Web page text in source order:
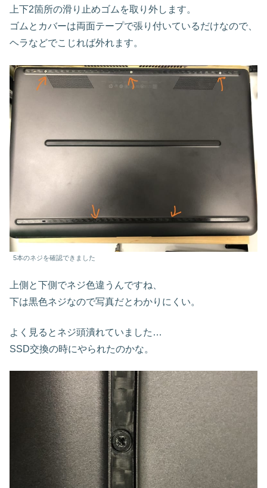
上下2箇所の滑り止めゴムを取り外します。
ゴムとカバーは両面テープで張り付いているだけなので、
ヘラなどでこじれば外れます。
5本のネジを確認できました
上側と下側でネジ色違うんですね、
下は黒色ネジなので写真だとわかりにくい。
よく見るとネジ頭潰れていました…
SSD交換の時にやられたのかな。